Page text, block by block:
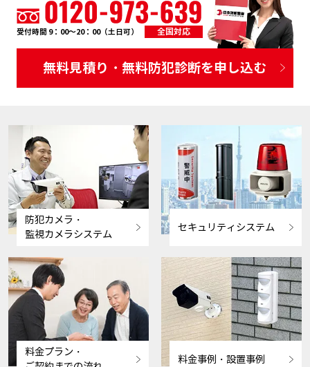
受付時間 9：00～20：00（土日可） 全国対応
無料見積り・無料防犯診断を申し込む
防犯カメラ・
監視カメラシステム
セキュリティシステム
料金プラン・
料金事例・設置事例